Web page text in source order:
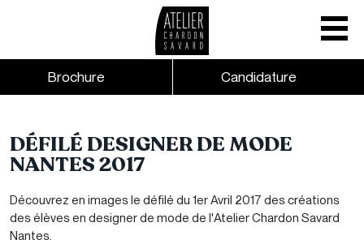
Brochure Candidature
DÉFILÉ DESIGNER DE MODE
NANTES 2017
Découvrez en images le défilé du 1er Avril 2017 des créations
des élèves en designer de mode de l'Atelier Chardon Savard
Nantes.